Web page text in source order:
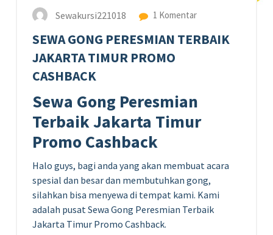
Sewakursi221018 1 Komentar
SEWA GONG PERESMIAN TERBAIK
JAKARTA TIMUR PROMO
CASHBACK
Sewa Gong Peresmian
Terbaik Jakarta Timur
Promo Cashback
Halo guys, bagi anda yang akan membuat acara
spesial dan besar dan membutuhkan gong,
silahkan bisa menyewa di tempat kami. Kami
adalah pusat Sewa Gong Peresmian Terbaik
Jakarta Timur Promo Cashback.